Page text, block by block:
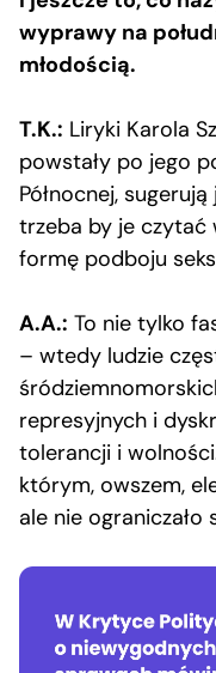
wyprawy na
młodością.
T.K.: Liryki Karola
powstały po jego
Północnej,
trzeba by je czytać
formę podboju
A.A.: To nie tylko
– wtedy ludzie
represyjnych i
tolerancji i
którym, owszem,
ale nie